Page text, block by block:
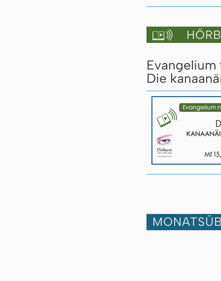

Evangelium
Die